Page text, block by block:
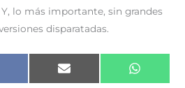
lo más importante, sin grandes
disparatadas.
Compartir
en
E
m
en
W
h